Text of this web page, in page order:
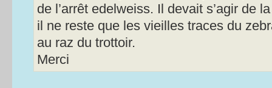
de l’arrêt edelweiss. Il devait s’agir de
il ne reste que les vieilles traces du
au raz du trottoir.
Merci